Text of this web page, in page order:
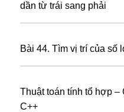
dần từ trái sang phải
Bài 44. Tìm vị trí của số
Thuật toán tính tổ hợp –
C++